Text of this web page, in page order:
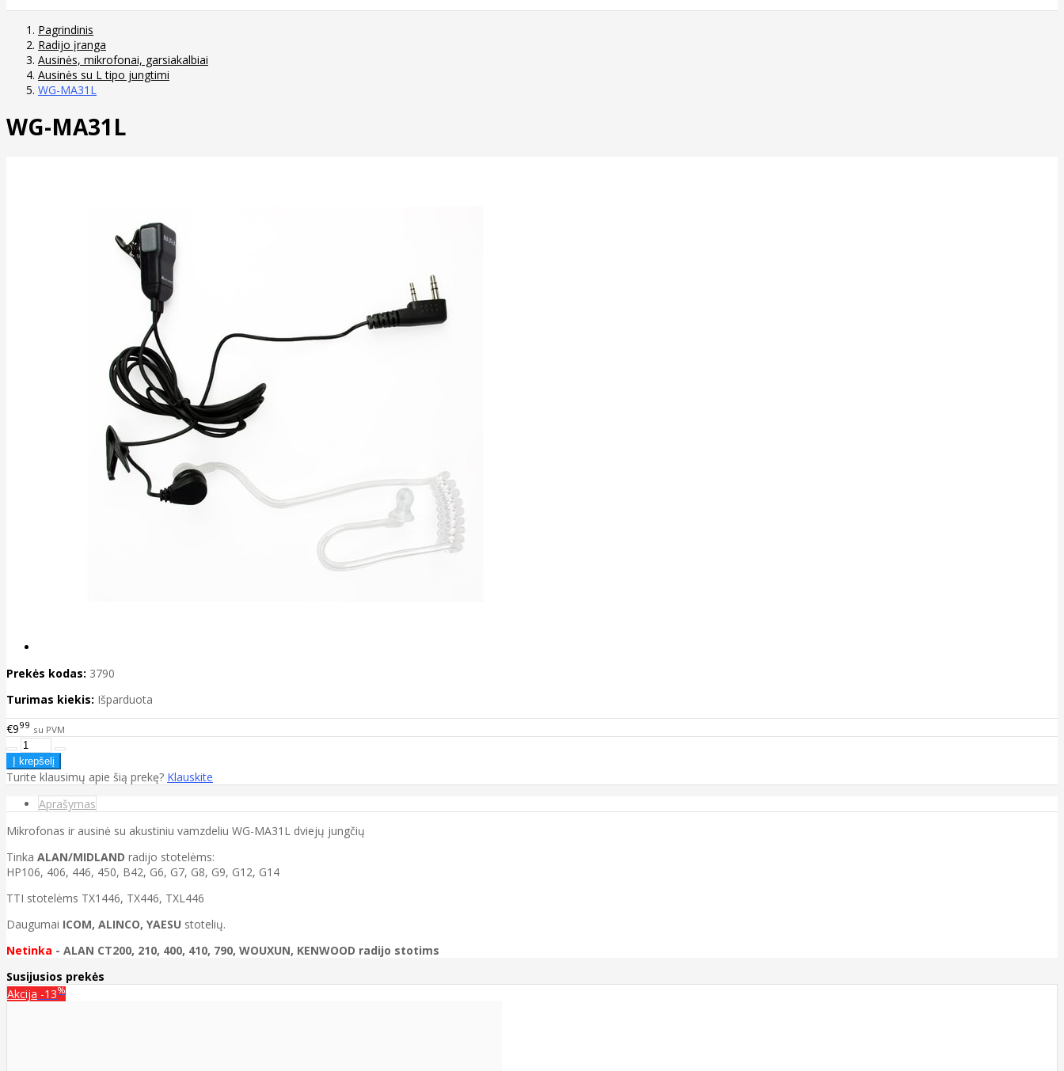
Pagrindinis
Radijo įranga
Ausinės, mikrofonai, garsiakalbiai
Ausinės su L tipo jungtimi
WG-MA31L
WG-MA31L
Prekės kodas: 3790
Turimas kiekis: Išparduota
€999 su PVM
Turite klausimų apie šią prekę? Klauskite
Aprašymas
Mikrofonas ir ausinė su akustiniu vamzdeliu WG-MA31L dviejų jungčių
Tinka ALAN/MIDLAND radijo stotelėms:
HP106, 406, 446, 450, B42, G6, G7, G8, G9, G12, G14
TTI stotelėms TX1446, TX446, TXL446
Daugumai ICOM, ALINCO, YAESU stotelių.
Netinka - ALAN CT200, 210, 400, 410, 790, WOUXUN, KENWOOD radijo stotims
Susijusios prekės
Akcija -13%